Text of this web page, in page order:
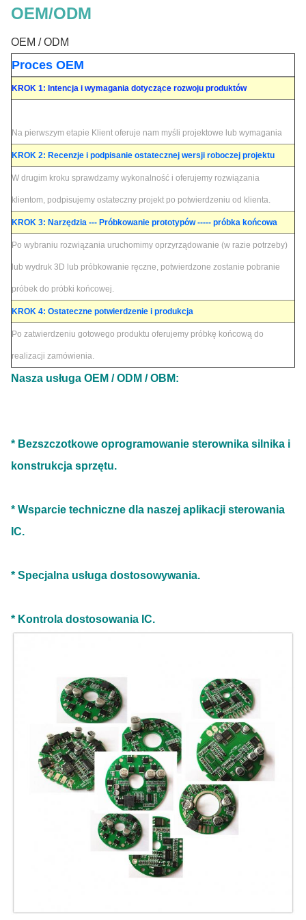
OEM/ODM
OEM / ODM
Proces OEM
KROK 1: Intencja i wymagania dotyczące rozwoju produktów
Na pierwszym etapie Klient oferuje nam myśli projektowe lub wymagania
KROK 2: Recenzje i podpisanie ostatecznej wersji roboczej projektu
W drugim kroku sprawdzamy wykonalność i oferujemy rozwiązania
klientom, podpisujemy ostateczny projekt po potwierdzeniu od klienta.
KROK 3: Narzędzia --- Próbkowanie prototypów ----- próbka końcowa
Po wybraniu rozwiązania uruchomimy oprzyrządowanie (w razie potrzeby)
lub wydruk 3D lub próbkowanie ręczne, potwierdzone zostanie pobranie
próbek do próbki końcowej.
KROK 4: Ostateczne potwierdzenie i produkcja
Po zatwierdzeniu gotowego produktu oferujemy próbkę końcową do
realizacji zamówienia.
Nasza usługa OEM / ODM / OBM:
* Bezszczotkowe oprogramowanie sterownika silnika i
konstrukcja sprzętu.
* Wsparcie techniczne dla naszej aplikacji sterowania
IC.
* Specjalna usługa dostosowywania.
* Kontrola dostosowania IC.